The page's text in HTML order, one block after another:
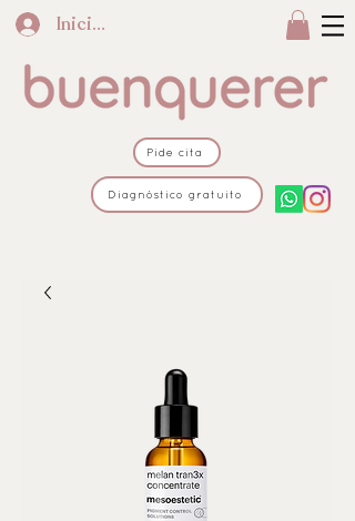
Iniciar sesión
Pide cita
Diagnóstico gratuito